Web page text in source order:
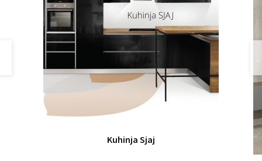
Kuhinja Sjaj